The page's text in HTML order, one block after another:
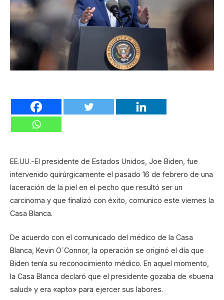
EE.UU.-El presidente de Estados Unidos, Joe Biden, fue
intervenido quirúrgicamente el pasado 16 de febrero de una
laceración de la piel en el pecho que resultó ser un
carcinoma y que finalizó con éxito, comunico este viernes la
Casa Blanca.
De acuerdo con el comunicado del médico de la Casa
Blanca, Kevin O´Connor, la operación se originó el día que
Biden tenía su reconocimiento médico. En aquel momento,
la Casa Blanca declaró que el presidente gozaba de «buena
salud» y era «apto» para ejercer sus labores.